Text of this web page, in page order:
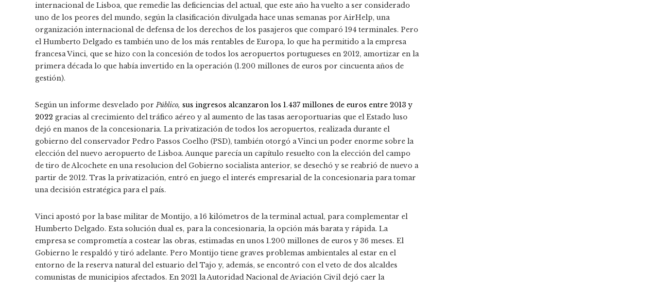
internacional de Lisboa, que remedie las deficiencias del actual, que este año ha vuelto a ser considerado
uno de los peores del mundo, según la clasificación divulgada hace unas semanas por AirHelp, una
organización internacional de defensa de los derechos de los pasajeros que comparó 194 terminales. Pero
el Humberto Delgado es también uno de los más rentables de Europa, lo que ha permitido a la empresa
francesa Vinci, que se hizo con la concesión de todos los aeropuertos portugueses en 2012, amortizar en la
primera década lo que había invertido en la operación (1.200 millones de euros por cincuenta años de
gestión).
Según un informe desvelado porPúblico, sus ingresos alcanzaron los 1.437 millones de euros entre 2013 y
2022 gracias al crecimiento del tráfico aéreo y al aumento de las tasas aeroportuarias que el Estado luso
dejó en manos de la concesionaria. La privatización de todos los aeropuertos, realizada durante el
gobierno del conservador Pedro Passos Coelho (PSD), también otorgó a Vinci un poder enorme sobre la
elección del nuevo aeropuerto de Lisboa. Aunque parecía un capítulo resuelto con la elección del campo
de tiro de Alcochete en una resolucion del Gobierno socialista anterior, se desechó y se reabrió de nuevo a
partir de 2012. Tras la privatización, entró en juego el interés empresarial de la concesionaria para tomar
una decisión estratégica para el país.
Vinci apostó por la base militar de Montijo, a 16 kilómetros de la terminal actual, para complementar el
Humberto Delgado. Esta solución dual es, para la concesionaria, la opción más barata y rápida. La
empresa se comprometía a costear las obras, estimadas en unos 1.200 millones de euros y 36 meses. El
Gobierno le respaldó y tiró adelante. Pero Montijo tiene graves problemas ambientales al estar en el
entorno de la reserva natural del estuario del Tajo y, además, se encontró con el veto de dos alcaldes
comunistas de municipios afectados. En 2021 la Autoridad Nacional de Aviación Civil dejó caer la